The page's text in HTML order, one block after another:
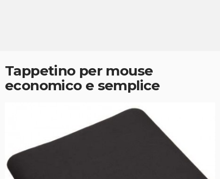
Tappetino per mouse
economico e semplice